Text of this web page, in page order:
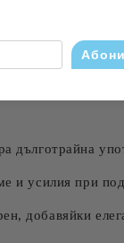
,
Цветната
или
дълготрайна
и усилия при
добавяйки